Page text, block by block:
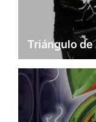
Triángulo de